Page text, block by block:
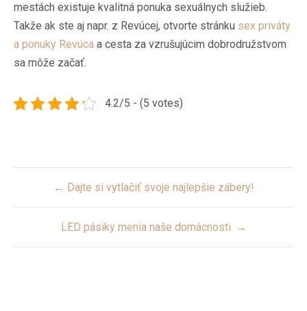
mestách existuje kvalitná ponuka sexuálnych služieb.
Takže ak ste aj napr. z Revúcej, otvorte stránku sex priváty
a ponuky Revúca a cesta za vzrušujúcim dobrodružstvom
sa môže začať.
4.2/5 - (5 votes)
navigation
← Dajte si vytlačiť svoje najlepšie zábery!
LED pásiky menia naše domácnosti. →